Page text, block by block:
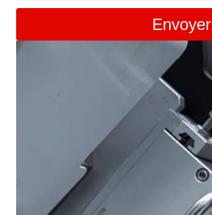
Envoyer